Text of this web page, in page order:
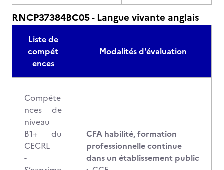
RNCP37384BC05 - Langue vivante anglais
Liste de
compét
ences
Modalités d'évaluation
Compéte
nces de
niveau
B1+ du
CECRL
-
CFA habilité, formation
professionnelle continue
dans un établissement public